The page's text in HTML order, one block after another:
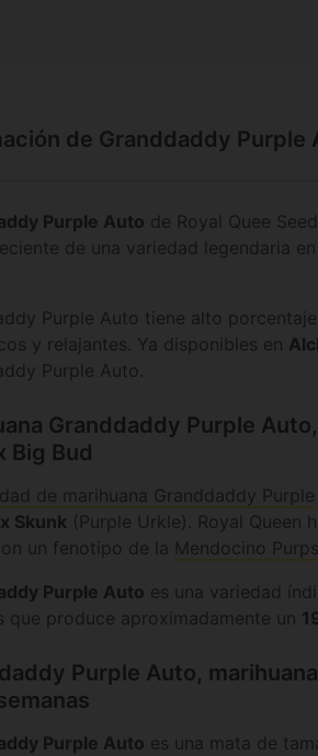
de Granddaddy Purple
Purple Auto de Royal Quee
de una variedad legendaria
Purple Auto tiene alto
y relajantes. Ya disponibles en
Purple Auto.
Granddaddy Purple
Big Bud
de marihuana Granddaddy Purple
Skunk (Purple Urkle). Royal Queen
un fenotipo de la Mendocino Purps
Purple Auto es una variedad
que produce aproximadamente un
Purple Auto,
Purple Auto es una mata de